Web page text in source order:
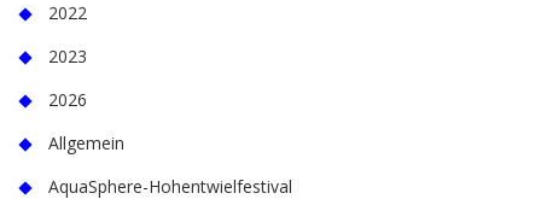
2022
2023
2026
Allgemein
AquaSphere-Hohentwielfestival